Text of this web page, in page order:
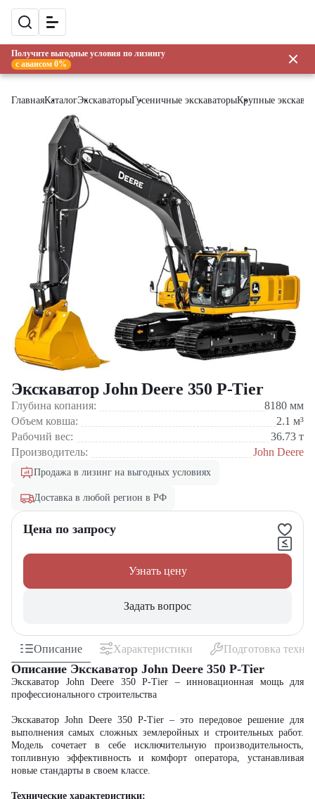
Получите выгодные условия по лизингу
с авансом 0%
ГлавнаяКаталогЭкскаваторыГусеничные экскаваторыКрупные
Экскаватор John Deere 350 P-Tier
Глубина копания: 8180 мм
Объем ковша:
2.1 м³
Рабочий вес:
36.73 т
Производитель:
John Deere
Продажа в лизинг на выгодных условиях
Доставка в любой регион в РФ
Цена по запросу
Узнать цену
Задать вопрос
Описание Характеристики Подготовка
Описание Экскаватор John Deere 350 P-Tier
Экскаватор John Deere 350 P-Tier – инновационная мощь для
профессионального строительства
Экскаватор John Deere 350 P-Tier – это передовое решение для
выполнения самых сложных землеройных и строительных работ.
Модель сочетает в себе исключительную производительность,
топливную эффективность и комфорт оператора, устанавливая
новые стандарты в своем классе.
Технические характеристики: